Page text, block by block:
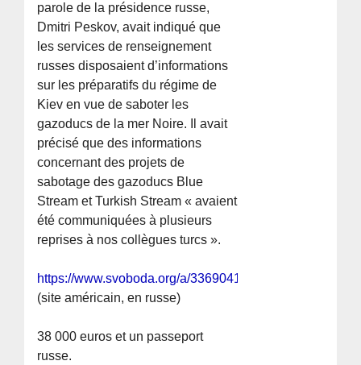
parole de la présidence russe,
Dmitri Peskov, avait indiqué que
les services de renseignement
russes disposaient d’informations
sur les préparatifs du régime de
Kiev en vue de saboter les
gazoducs de la mer Noire. Il avait
précisé que des informations
concernant des projets de
sabotage des gazoducs Blue
Stream et Turkish Stream « avaient
été communiquées à plusieurs
reprises à nos collègues turcs ».
https://www.svoboda.org/a/33690410.html
(site américain, en russe)
38 000 euros et un passeport
russe.